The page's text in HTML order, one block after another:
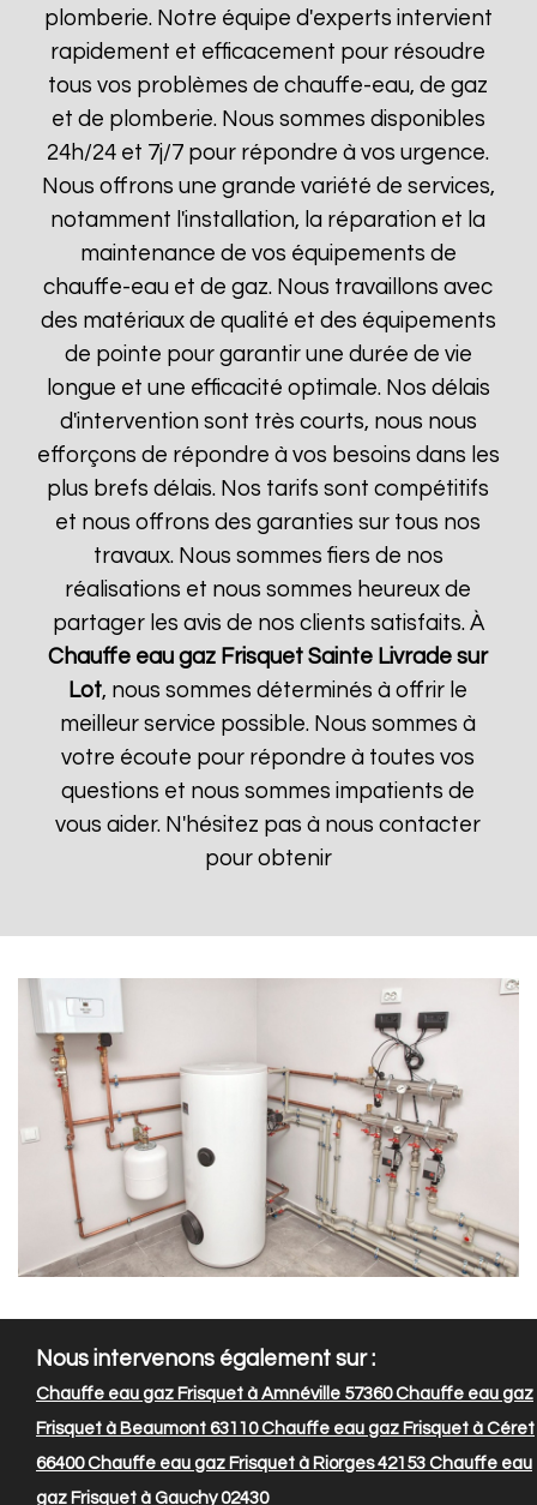
plomberie. Notre équipe d'experts intervient
rapidement et efficacement pour résoudre
tous vos problèmes de chauffe-eau, de gaz
et de plomberie. Nous sommes disponibles
24h/24 et 7j/7 pour répondre à vos urgence.
Nous offrons une grande variété de services,
notamment l'installation, la réparation et la
maintenance de vos équipements de
chauffe-eau et de gaz. Nous travaillons avec
des matériaux de qualité et des équipements
de pointe pour garantir une durée de vie
longue et une efficacité optimale. Nos délais
d'intervention sont très courts, nous nous
efforçons de répondre à vos besoins dans les
plus brefs délais. Nos tarifs sont compétitifs
et nous offrons des garanties sur tous nos
travaux. Nous sommes fiers de nos
réalisations et nous sommes heureux de
partager les avis de nos clients satisfaits. À
Chauffe eau gaz Frisquet Sainte Livrade sur
Lot, nous sommes déterminés à offrir le
meilleur service possible. Nous sommes à
votre écoute pour répondre à toutes vos
questions et nous sommes impatients de
vous aider. N'hésitez pas à nous contacter
pour obtenir
Nous intervenons également sur :
Chauffe eau gaz Frisquet à Amnéville 57360Chauffe eau gaz
Frisquet à Beaumont 63110Chauffe eau gaz Frisquet à Céret
66400Chauffe eau gaz Frisquet à Riorges 42153 Chauffe eau
gaz Frisquet à Gauchy 02430